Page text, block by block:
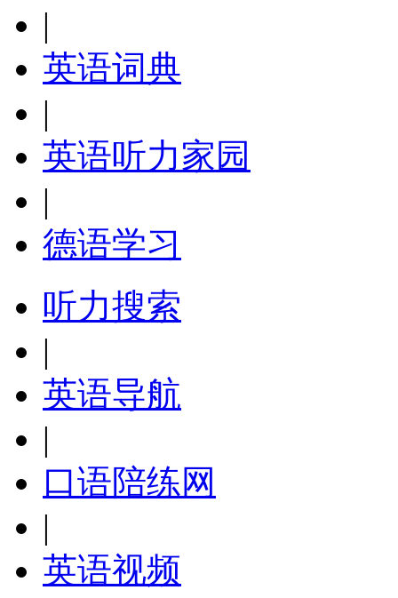
|
英语词典
|
英语听力家园
|
德语学习
听力搜索
|
英语导航
|
口语陪练网
|
英语视频